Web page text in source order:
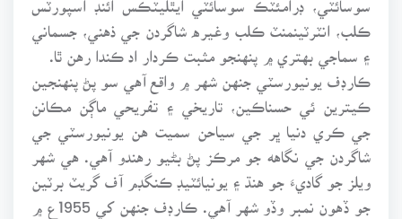
ڪلب، انٽرٽينمنٽ ڪلب وغيره شاگردن جي ذهني، جسماني
۽ سماجي بهتري ۾ پنهنجو مثبت ڪردار اد ڪندا رهن ٿا.
ڪارڊف يونيورسٽي جنهن شهر ۾ واقع آهي سو پڻ پنهنجين
ڪيترين ئي حسناڪين، تاريخي ۽ تفريحي ماڳن مڪانن
جي ڪري دنيا ڀر جي سياحن سميت هن يونيورسٽي جي
شاگردن جي نگاهه جو مرڪز پڻ بڻيو رهندو آهي. هي شهر
ويلز جو گاديءَ جو هنڌ ۽ يونيائٽيڊ ڪنگڊم آف گريٽ برٽين